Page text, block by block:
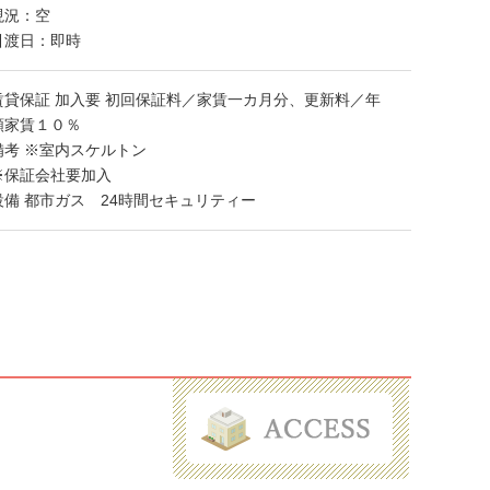
況：空
渡日：即時
貸保証 加入要 初回保証料／家賃一カ月分、更新料／年
家賃１０％
考 ※室内スケルトン
証会社要加入
備 都市ガス 24時間セキュリティー